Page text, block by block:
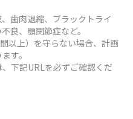
歯肉退縮、ブラックトライ
良、顎関節症など。
以上）を守らない場合、計画
す。
下記URLを必ずご確認くだ